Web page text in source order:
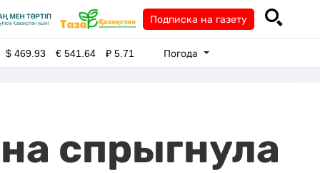
Подписка на газету
$469.93 €541.64 ₽5.71 Погода
спрыгнула